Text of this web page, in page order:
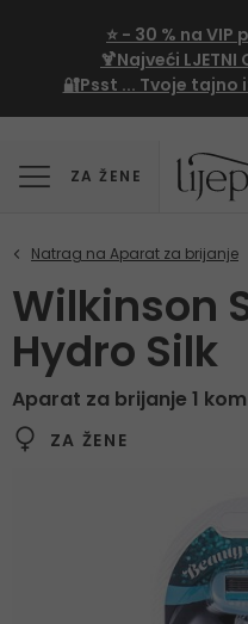
⭐ - 30 % na VIP
🍹Najveći LJETNI
🔐Psst ... Tvoje tajno
ZA ŽENE
Wilkinson
Hydro Silk
Aparat za brijanje 1 kom
ZA ŽENE